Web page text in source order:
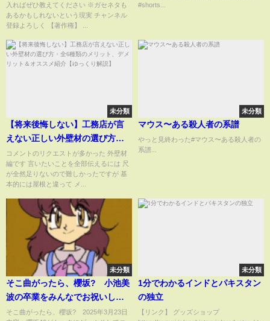
る #昭和 #あるある #ランキ
ング #ブルマ
入ればぜひ教えてください ※ガセネタも
あるかもしれないという現実 チャンネル
登録よろしく 【著作権】 ...
#shorts...
未分類
【将来後悔しない】工務店が言
えない正しい外壁材の選び方・
全6種類のメリット、デメリット
＆オススメ紹介【ゆっくり解
説】
コメントのリクエストが多かった 外壁材
編です 言いたいことを全部伝えるには 尺
が全然足りないので難しかったですが 基
本的には屋根と違って メ...
未分類
マウス〜ある殺人者の系譜
やっと見終わった#マウス〜ある殺人者の
系譜...
未分類
そこ曲がったら、櫻坂? 小池美
波の卒業をみんなでお祝いしよ
う 3月23日
そこ曲がったら、櫻坂? 2025年3月23日
未分類
1分でわかるインドとパキスタン
の独立
【リンク】 グッズショップ